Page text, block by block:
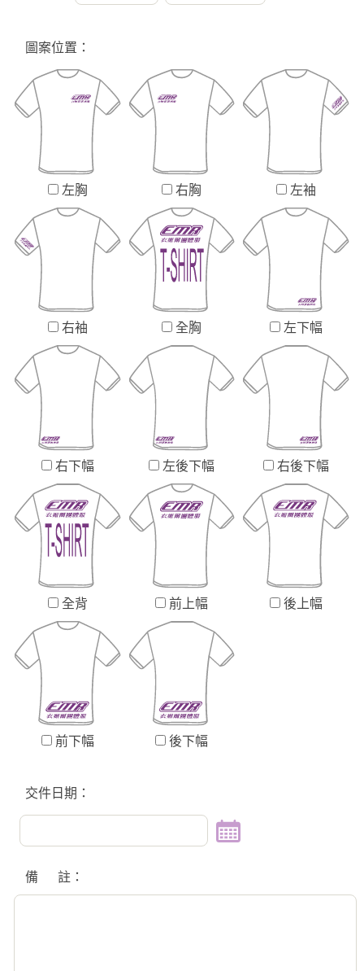
圖案位置：
左胸 右胸 左袖
右袖 全胸 左下幅
右下幅 左後下幅 右後下幅
全背 前上幅 後上幅
前下幅 後下幅
交件日期：
備 註：